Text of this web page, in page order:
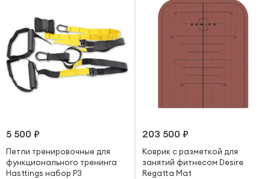
5 500 ₽
Петли тренировочные для
функционального тренинга
Hasttings набор P3
203 500 ₽
Коврик с разметкой для
занятий фитнесом Desire
Regatta Mat